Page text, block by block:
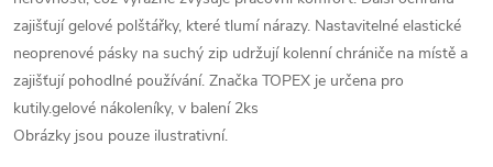
zajišťují gelové polštářky, které tlumí nárazy. Nastavitelné elastické
neoprenové pásky na suchý zip udržují kolenní chrániče na místě a
zajišťují pohodlné používání. Značka TOPEX je určena pro
kutily.gelové nákoleníky, v balení 2ks
Obrázky jsou pouze ilustrativní.